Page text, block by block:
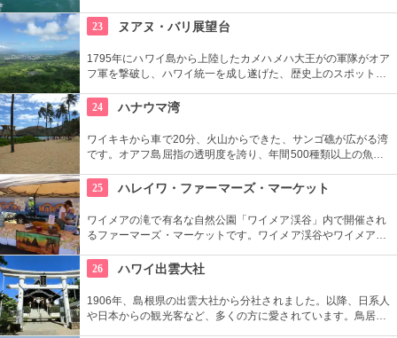
いそう。バーベキューやフラ、ウクレレ演奏など、嬉しいおも
てなしも。
23 ヌアヌ・バリ展望台
1795年にハワイ島から上陸したカメハメハ大王がの軍隊がオア
フ軍を撃破し、ハワイ統一を成し遂げた、歴史上のスポットで
から広がる絶景は感動モノ。海から吹く風は強烈です。
24 ハナウマ湾
ワイキキから車で20分、火山からできた、サンゴ礁が広がる湾
です。オアフ島屈指の透明度を誇り、年間500種類以上の魚が
で年間100万人以上の観光客が訪れます。
25 ハレイワ・ファーマーズ・マーケット
ワイメアの滝で有名な自然公園「ワイメア渓谷」内で開催され
るファーマーズ・マーケットです。ワイメア渓谷やワイメアの
していますので、おやつはもちろん、ディナーを楽しむのもア
リですね。
26 ハワイ出雲大社
1906年、島根県の出雲大社から分社されました。以降、日系人
や日本からの観光客など、多くの方に愛されています。鳥居や